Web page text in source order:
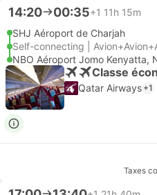
14:20 00:35+1 11h 15m
SHJ Aéroport de Charjah
Self-connecting |
NBO Aéroport Jomo Kenyatta,
Qatar Airways +1
Taxes